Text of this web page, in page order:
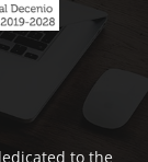
to the